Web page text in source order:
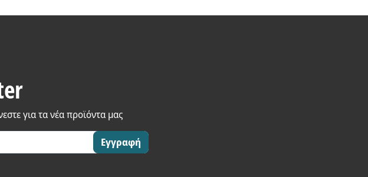
για τα νέα προϊόντα μας
Εγγραφή